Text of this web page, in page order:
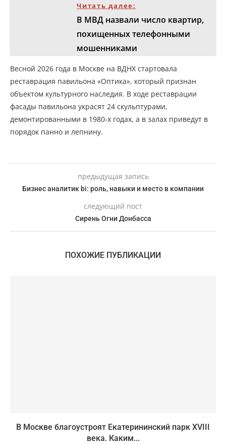
Читать далее:
В МВД назвали число квартир,
похищенных телефонными
мошенниками
Весной 2026 года в Москве на ВДНХ стартовала
реставрация павильона «Оптика», который признан
объектом культурного наследия. В ходе реставрации
фасады павильона украсят 24 скульптурами,
демонтированными в 1980-х годах, а в залах приведут в
порядок панно и лепнину.
предыдущая запись
Бизнес аналитик bi: роль, навыки и место в компании
следующий пост
Сирень Огни Донбасса
ПОХОЖИЕ ПУБЛИКАЦИИ
В Москве благоустроят Екатерининский парк XVIII
века. Каким...